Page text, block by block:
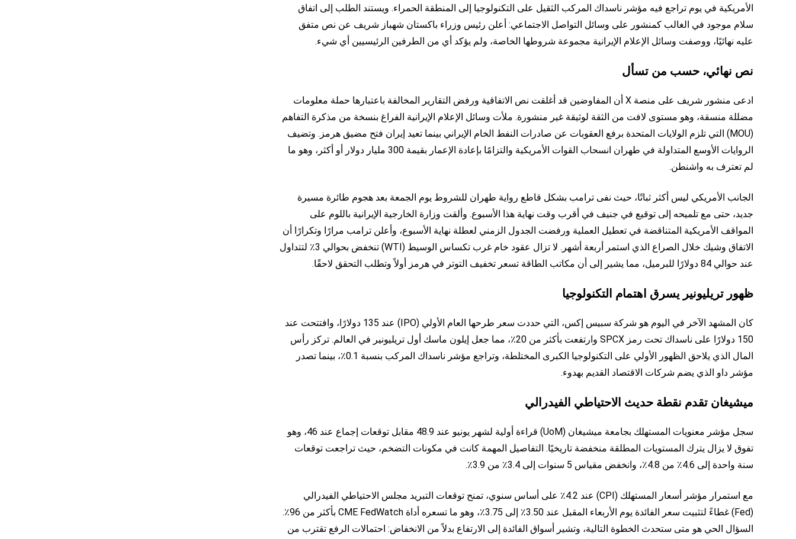
الأمريكية في يوم تراجع فيه مؤشر ناسداك المركب الثقيل على التكنولوجيا إلى المنطقة الحمراء. ويستند الطلب إلى اتفاق
سلام موجود في الغالب كمنشور على وسائل التواصل الاجتماعي: أعلن رئيس وزراء باكستان شهباز شريف عن نص متفق
عليه نهائيًا، ووصفت وسائل الإعلام الإيرانية مجموعة شروطها الخاصة، ولم يؤكد أي من الطرفين الرئيسيين أي شيء.
نص نهائي، حسب من تسأل
ادعى منشور شريف على منصة X أن المفاوضين قد أغلقت نص الاتفاقية ورفض التقارير المخالفة باعتبارها حملة معلومات
مضللة منسقة، وهو مستوى لافت من الثقة لوثيقة غير منشورة. ملأت وسائل الإعلام الإيرانية الفراغ بنسخة من مذكرة التفاهم
(MOU) التي تلزم الولايات المتحدة برفع العقوبات عن صادرات النفط الخام الإيراني بينما تعيد إيران فتح مضيق هرمز. وتضيف
الروايات الأوسع المتداولة في طهران انسحاب القوات الأمريكية والتزامًا بإعادة الإعمار بقيمة 300 مليار دولار أو أكثر، وهو ما
لم تعترف به واشنطن.
الجانب الأمريكي ليس أكثر ثباتًا، حيث نفى ترامب بشكل قاطع رواية طهران للشروط يوم الجمعة بعد هجوم طائرة مسيرة
جديد، حتى مع تلميحه إلى توقيع في جنيف في أقرب وقت نهاية هذا الأسبوع. وألقت وزارة الخارجية الإيرانية باللوم على
المواقف الأمريكية المتناقضة في تعطيل العملية ورفضت الجدول الزمني لعطلة نهاية الأسبوع، وأعلن ترامب مرارًا وتكرارًا أن
الاتفاق وشيك خلال الصراع الذي استمر أربعة أشهر. لا تزال عقود خام غرب تكساس الوسيط (WTI) تنخفض بحوالي 3٪ لتتداول
عند حوالي 84 دولارًا للبرميل، مما يشير إلى أن مكاتب الطاقة تسعر تخفيف التوتر في هرمز أولاً وتطلب التحقق لاحقًا.
ظهور تريليونير يسرق اهتمام التكنولوجيا
كان المشهد الآخر في اليوم هو شركة سبيس إكس، التي حددت سعر طرحها العام الأولي (IPO) عند 135 دولارًا، وافتتحت عند
150 دولارًا على ناسداك تحت رمز SPCX وارتفعت بأكثر من 20٪، مما جعل إيلون ماسك أول تريليونير في العالم. تركز رأس
المال الذي يلاحق الظهور الأولي على التكنولوجيا الكبرى المختلطة، وتراجع مؤشر ناسداك المركب بنسبة 0.1٪، بينما تصدر
مؤشر داو الذي يضم شركات الاقتصاد القديم بهدوء.
ميشيغان تقدم نقطة حديث الاحتياطي الفيدرالي
سجل مؤشر معنويات المستهلك بجامعة ميشيغان (UoM) قراءة أولية لشهر يونيو عند 48.9 مقابل توقعات إجماع عند 46، وهو
تفوق لا يزال يترك المستويات المطلقة منخفضة تاريخيًا. التفاصيل المهمة كانت في مكونات التضخم، حيث تراجعت توقعات
سنة واحدة إلى 4.6٪ من 4.8٪، وانخفض مقياس 5 سنوات إلى 3.4٪ من 3.9٪.
مع استمرار مؤشر أسعار المستهلك (CPI) عند 4.2٪ على أساس سنوي، تمنح توقعات التبريد مجلس الاحتياطي الفيدرالي
(Fed) غطاءً لتثبيت سعر الفائدة يوم الأربعاء المقبل عند 3.50٪ إلى 3.75٪، وهو ما تسعره أداة CME FedWatch بأكثر من 96٪.
السؤال الحي هو متى ستحدث الخطوة التالية، وتشير أسواق الفائدة إلى الارتفاع بدلاً من الانخفاض: احتمالات الرفع تقترب من